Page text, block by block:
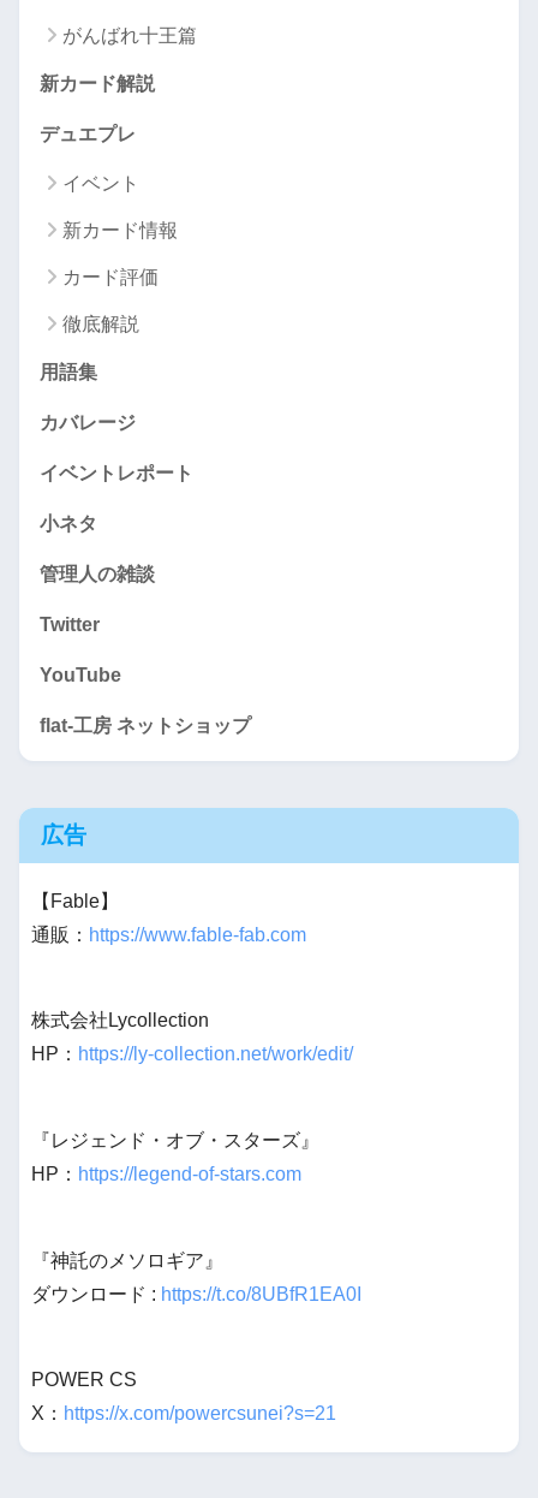
がんばれ十王篇
新カード解説
デュエプレ
イベント
新カード情報
カード評価
徹底解説
用語集
カバレージ
イベントレポート
小ネタ
管理人の雑談
Twitter
YouTube
flat-工房 ネットショップ
広告
【Fable】
通販： https://www.fable-fab.com
株式会社Lycollection
HP： https://ly-collection.net/work/edit/
『レジェンド・オブ・スターズ』
HP： https://legend-of-stars.com
『神託のメソロギア』
ダウンロード : https://t.co/8UBfR1EA0I
POWER CS
X： https://x.com/powercsunei?s=21